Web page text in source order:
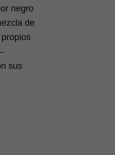
negro
de
sus